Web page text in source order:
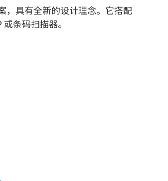
，具有全新的设计理念。它搭配
条码扫描器。